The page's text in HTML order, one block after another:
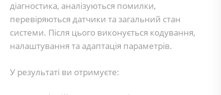
діагностика, аналізуються помилки,
перевіряються датчики та загальний стан
системи. Після цього виконується кодування,
налаштування та адаптація параметрів.
У результаті ви отримуєте: